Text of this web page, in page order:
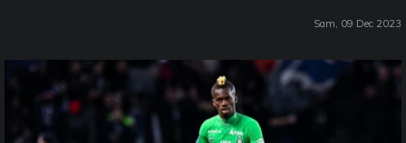
Sam, 09 Dec 2023